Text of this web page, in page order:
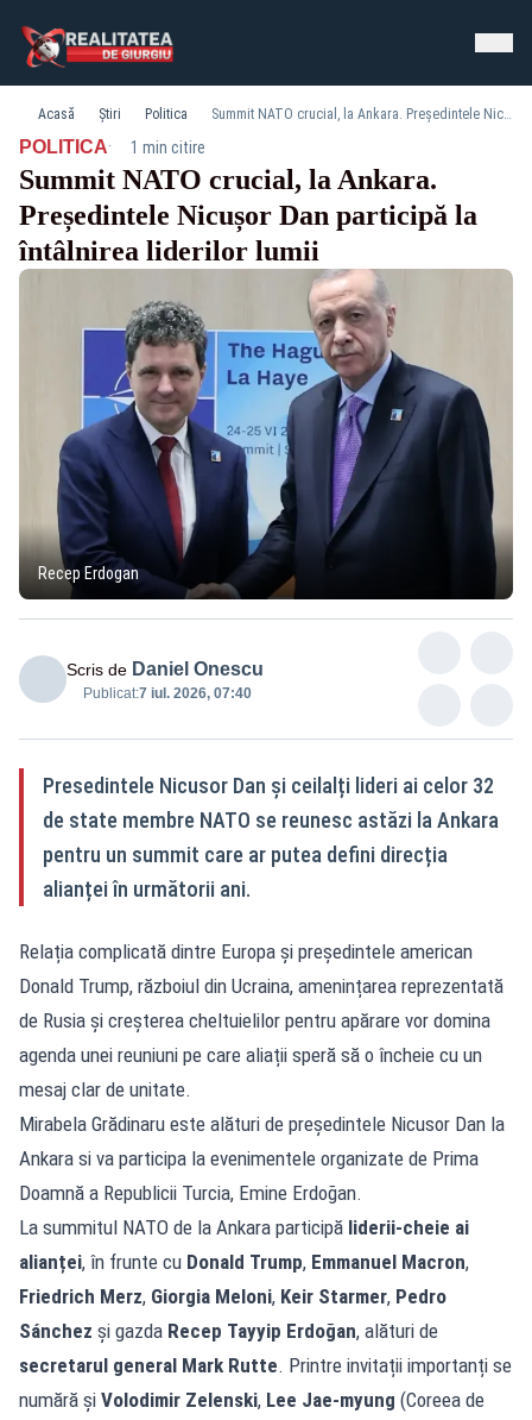
Acasă Știri Politica Summit NATO crucial, la Ankara. Președintele Nicușor Dan participă la întâlnirea liderilor lumii
POLITICA· 1 min citire
Summit NATO crucial, la Ankara.
Președintele Nicușor Dan participă la
întâlnirea liderilor lumii
Recep Erdogan
Scris de Daniel Onescu
Publicat:7 iul. 2026, 07:40
Presedintele Nicusor Dan și ceilalți lideri ai celor 32
de state membre NATO se reunesc astăzi la Ankara
pentru un summit care ar putea defini direcția
alianței în următorii ani.
Relația complicată dintre Europa și președintele american
Donald Trump, războiul din Ucraina, amenințarea reprezentată
de Rusia și creșterea cheltuielilor pentru apărare vor domina
agenda unei reuniuni pe care aliații speră să o încheie cu un
mesaj clar de unitate.
Mirabela Grădinaru este alături de președintele Nicusor Dan la
Ankara si va participa la evenimentele organizate de Prima
Doamnă a Republicii Turcia, Emine Erdoğan.
La summitul NATO de la Ankara participă liderii-cheie ai
alianței, în frunte cu Donald Trump, Emmanuel Macron,
Friedrich Merz, Giorgia Meloni, Keir Starmer, Pedro
Sánchez și gazda Recep Tayyip Erdoğan, alături de
secretarul general Mark Rutte. Printre invitații importanți se
numără și Volodimir Zelenski, Lee Jae-myung (Coreea de